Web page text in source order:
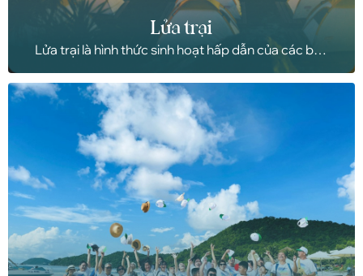
Lửa trại
Lửa trại là hình thức sinh hoạt hấp dẫn của các bạn
đi cắm trại, đi dã ngoại.